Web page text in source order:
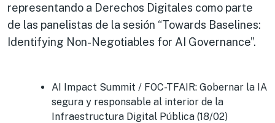
representando a Derechos Digitales como parte
de las panelistas de la sesión “Towards Baselines:
Identifying Non-Negotiables for AI Governance”.
AI Impact Summit / FOC-TFAIR: Gobernar la IA
segura y responsable al interior de la
Infraestructura Digital Pública (18/02)